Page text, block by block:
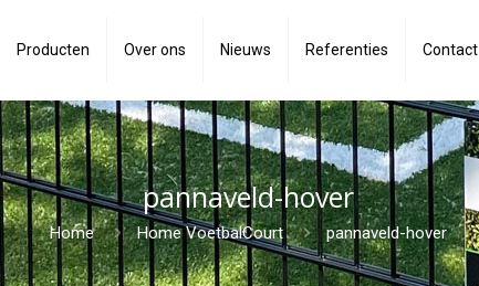
Producten Over ons Nieuws Referenties Contact
pannaveld-hover
Home Home VoetbalCourt pannaveld-hover